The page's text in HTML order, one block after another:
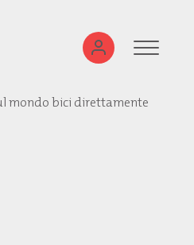
mondo bici direttamente